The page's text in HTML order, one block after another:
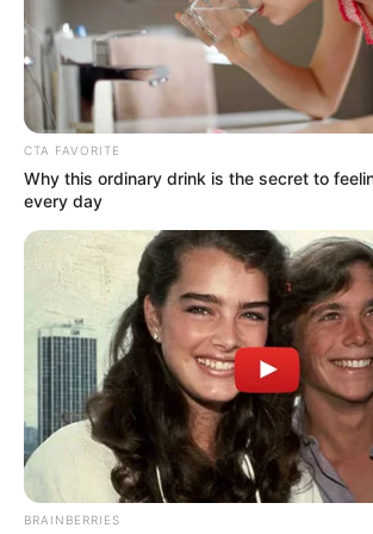
Colprensa
Universidad Javeriana de Bogotá
Por:
David Rincón
Mayo 19, 2025
CTA FAVORITE
Why this ordinary drink is the secret to
every day
BRAINBERRIES